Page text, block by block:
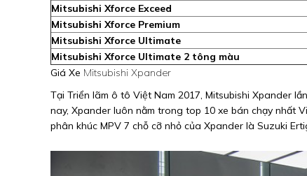
Mitsubishi Xforce Exceed
Mitsubishi Xforce Premium
Mitsubishi Xforce Ultimate
Mitsubishi Xforce Ultimate 2 tông màu
Giá Xe Mitsubishi Xpander
Tại Triển lãm ô tô Việt Nam 2017, Mitsubishi Xpander
nay, Xpander luôn nằm trong top 10 xe bán chạy nhất
phân khúc MPV 7 chỗ cỡ nhỏ của Xpander là Suzuki